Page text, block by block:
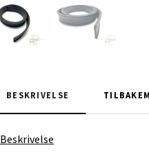
BESKRIVELSE
Beskrivelse